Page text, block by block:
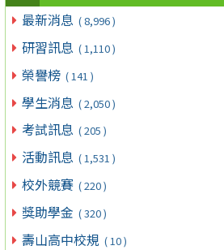
最新消息 ( 8,996 )
研習訊息 ( 1,110 )
榮譽榜 ( 141 )
學生消息 ( 2,050 )
考試訊息 ( 205 )
活動訊息 ( 1,531 )
校外競賽 ( 220 )
獎助學金 ( 320 )
壽山高中校規 ( 10 )